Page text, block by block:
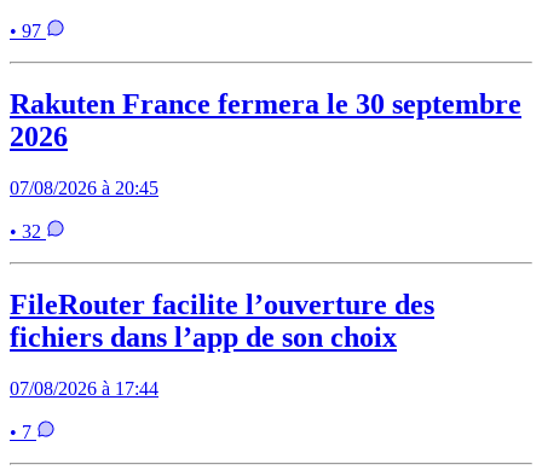
• 97
Rakuten France fermera le 30 septembre
2026
07/08/2026 à 20:45
• 32
FileRouter facilite l’ouverture des
fichiers dans l’app de son choix
07/08/2026 à 17:44
• 7